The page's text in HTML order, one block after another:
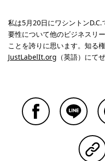
私は5月20日にワシントン
要性について他のビジネスリ
ことを誇りに思います。知る
JustLabelIt.org （英語）にて